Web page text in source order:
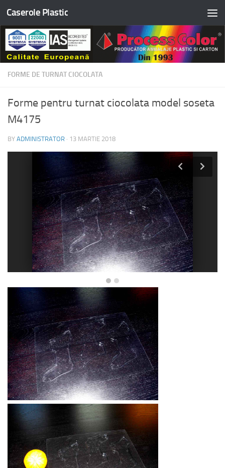
Skip to content
Caserole Plastic
FORME DE TURNAT CIOCOLATA
Forme pentru turnat ciocolata model soseta
M4175
BY ADMINISTRATOR · 13 MARTIE 2018